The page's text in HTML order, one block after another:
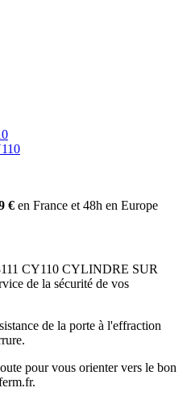
€ en France et 48h en Europe
CY110 CYLINDRE SUR
de la sécurité de vos
de la porte à l'effraction
pour vous orienter vers le bon